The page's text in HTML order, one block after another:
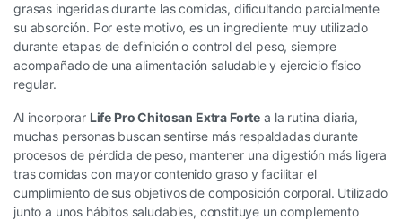
grasas ingeridas durante las comidas, dificultando parcialmente
su absorción. Por este motivo, es un ingrediente muy utilizado
durante etapas de definición o control del peso, siempre
acompañado de una alimentación saludable y ejercicio físico
regular.
Al incorporar Life Pro Chitosan Extra Forte a la rutina diaria,
muchas personas buscan sentirse más respaldadas durante
procesos de pérdida de peso, mantener una digestión más ligera
tras comidas con mayor contenido graso y facilitar el
cumplimiento de sus objetivos de composición corporal. Utilizado
junto a unos hábitos saludables, constituye un complemento